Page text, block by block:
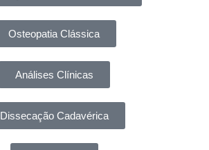
Osteopatia Clássica
Análises Clínicas
Dissecação Cadavérica